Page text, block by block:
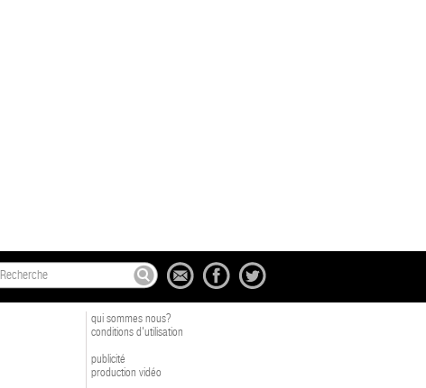
qui sommes nous?
conditions d'utilisation
publicité
production vidéo